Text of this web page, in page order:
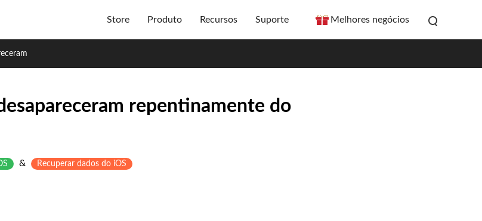
Store Produto Recursos Suporte Melhores negócios
repentinamente do
& Recuperar dados do iOS